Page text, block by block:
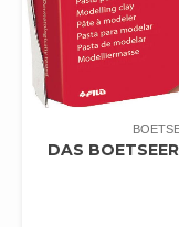
DAS